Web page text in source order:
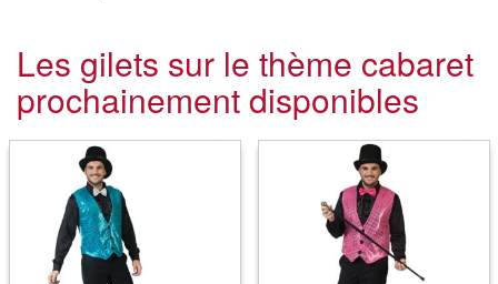
Les gilets sur le thème cabaret
prochainement disponibles